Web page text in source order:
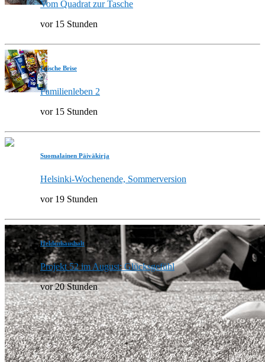
Vom Quadrat zur Tasche
vor 15 Stunden
Frische Brise
Familienleben 2
vor 15 Stunden
Suomalainen Päiväkirja
Helsinki-Wochenende, Sommerversion
vor 19 Stunden
Heldenhaushalt
Projekt 52 im August: Glücksgefühl
vor 20 Stunden